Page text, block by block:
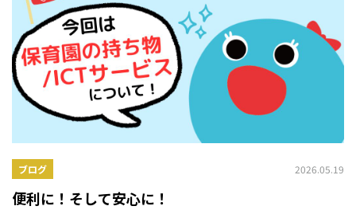
ブログ 2026.05.19
便利に！そして安心に！